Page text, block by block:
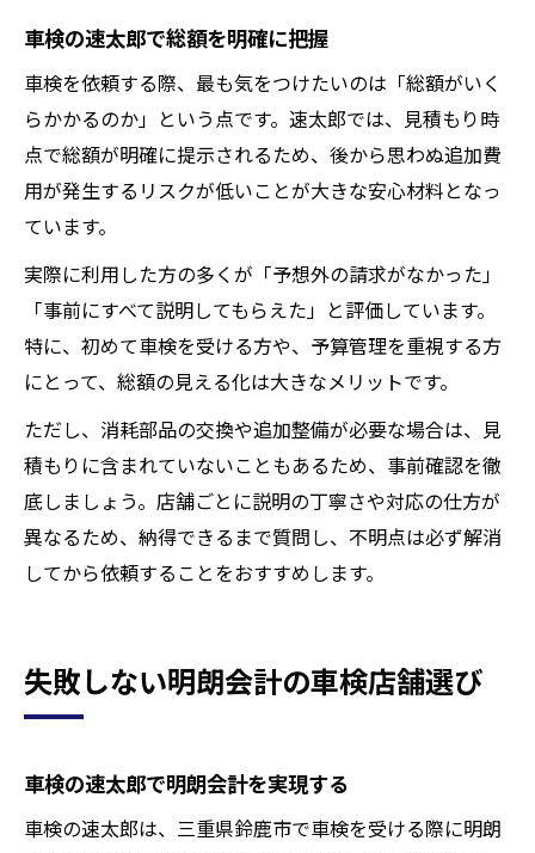
車検の速太郎で総額を明確に把握
車検を依頼する際、最も気をつけたいのは「総額がいく
らかかるのか」という点です。速太郎では、見積もり時
点で総額が明確に提示されるため、後から思わぬ追加費
用が発生するリスクが低いことが大きな安心材料となっ
ています。
実際に利用した方の多くが「予想外の請求がなかった」
「事前にすべて説明してもらえた」と評価しています。
特に、初めて車検を受ける方や、予算管理を重視する方
にとって、総額の見える化は大きなメリットです。
ただし、消耗部品の交換や追加整備が必要な場合は、見
積もりに含まれていないこともあるため、事前確認を徹
底しましょう。店舗ごとに説明の丁寧さや対応の仕方が
異なるため、納得できるまで質問し、不明点は必ず解消
してから依頼することをおすすめします。
失敗しない明朗会計の車検店舗選び
車検の速太郎で明朗会計を実現する
車検の速太郎は、三重県鈴鹿市で車検を受ける際に明朗